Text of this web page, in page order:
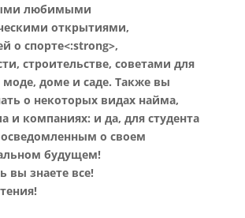
любимыми
открытиями,
о спорте<:strong>,
строительстве, советами для
моде, доме и саде. Также вы
о некоторых видах найма,
и компаниях: и да, для студента
о своем
будущем!
вы знаете все!